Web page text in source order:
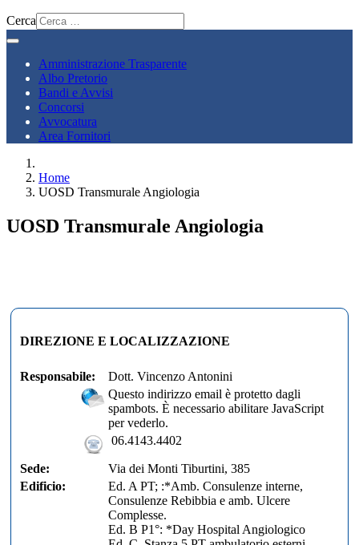
Cerca
Amministrazione Trasparente
Albo Pretorio
Bandi e Avvisi
Concorsi
Avvocatura
Area Fornitori
Home
UOSD Transmurale Angiologia
UOSD Transmurale Angiologia
DIREZIONE E LOCALIZZAZIONE
Responsabile:
Dott. Vincenzo Antonini
Questo indirizzo email è protetto dagli
spambots. È necessario abilitare JavaScript
per vederlo.
06.4143.4402
Sede:
Via dei Monti Tiburtini, 385
Edificio:
Ed. A PT; :*Amb. Consulenze interne,
Consulenze Rebibbia e amb. Ulcere
Complesse.
Ed. B P1°: *Day Hospital Angiologico